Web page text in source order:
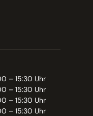
– 15:30 Uhr
– 15:30 Uhr
– 15:30 Uhr
– 15:30 Uhr